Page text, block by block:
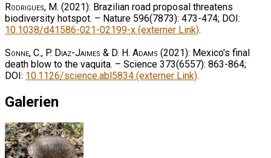
Rodrigues, M. (2021): Brazilian road proposal threatens
biodiversity hotspot. – Nature 596(7873): 473-474; DOI:
10.1038/d41586-021-02199-x (externer Link).
Sonne, C., P. Diaz-Jaimes & D. H. Adams (2021): Mexico's final
death blow to the vaquita. – Science 373(6557): 863-864;
DOI: 10.1126/science.abl5834 (externer Link).
Galerien